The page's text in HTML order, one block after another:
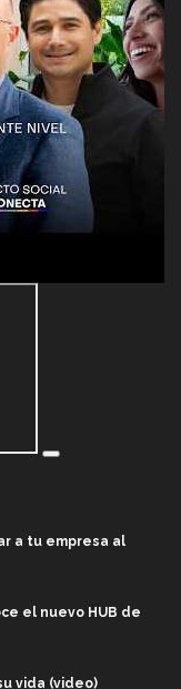
a tu empresa al
el nuevo HUB de
vida (video)